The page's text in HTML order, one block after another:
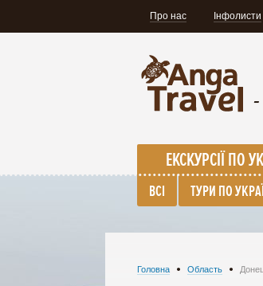
Про нас Інфолисти
ЕКСКУРСІЇ ПО
ВСІ ТУРИ ПО
Головна Область